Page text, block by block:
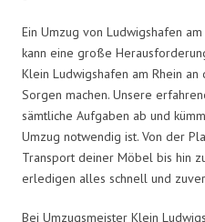
Ein Umzug von Ludwigshafen
kann eine große
Klein Ludwigshafen am Rhein
Sorgen machen. Unsere
sämtliche Aufgaben ab und
Umzug notwendig ist. Von der
Transport deiner Möbel bis hin
erledigen alles schnell und
Bei Umzugsmeister Klein